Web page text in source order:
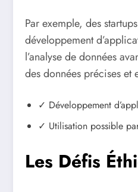
Par exemple, des
développement
l’analyse de données
des données précises et
✓ Développement
✓ Utilisation possible
Les Défis